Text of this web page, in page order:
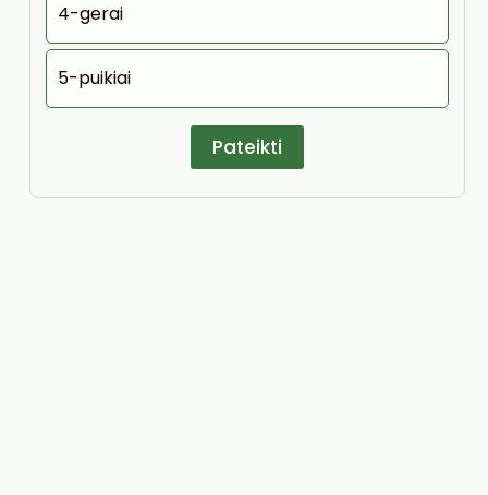
4-gerai
5-puikiai